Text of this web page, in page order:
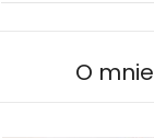
O mnie